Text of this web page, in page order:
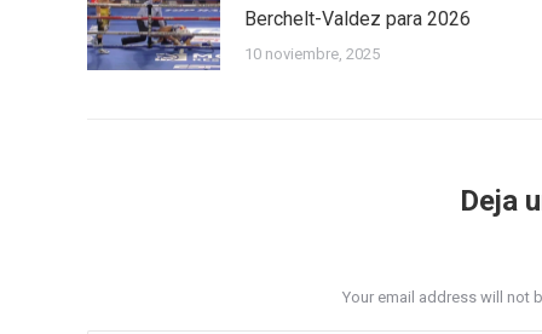
Berchelt-Valdez para 2026
10 noviembre, 2025
Deja
Your email address will not